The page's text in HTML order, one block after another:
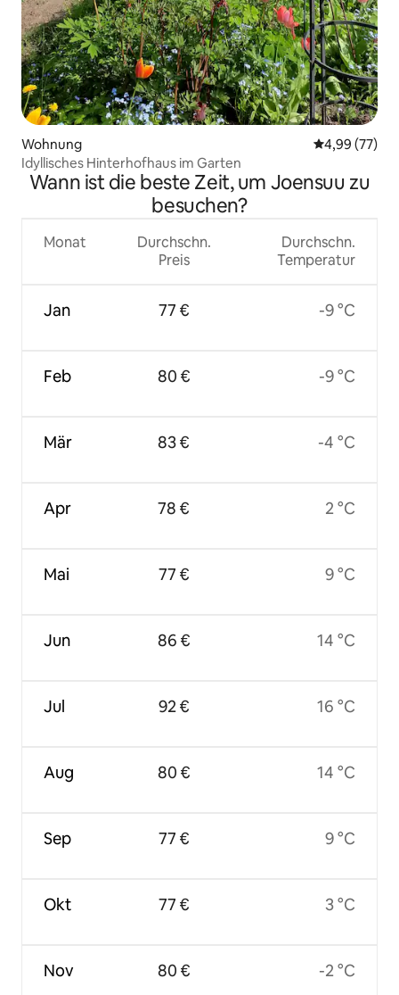
Wohnung
4,99 (77)
Idyllisches Hinterhofhaus im Garten
Wann ist die beste Zeit, um Joensuu zu
besuchen?
Monat
Jan
Feb
Mär
Apr
Mai
Jun
Jul
Aug
Sep
Okt
Nov
Durchschn.
Preis
77 €
80 €
83 €
78 €
77 €
86 €
92 €
80 €
77 €
77 €
80 €
Durchschn.
Temperatur
-9 °C
-9 °C
-4 °C
2 °C
9 °C
14 °C
16 °C
14 °C
9 °C
3 °C
-2 °C